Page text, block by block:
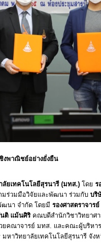
งพาณิชย์อย่างยั่งยืน
ลัยเทคโนโลยีสุรนารี (มทส.) โดย ร
ร่วมมือวิจัยและพัฒนา ร่วมกับ บริ
ฒนา จำกัด โดยมี รองศาสตราจาร
ติ แม้นศิริ คณบดีสำนักวิชาวิทยาศ
ยคณาจารย์ มทส. และคณะผู้บริหาร
หาวิทยาลัยเทคโนโลยีสุรนารี จัง